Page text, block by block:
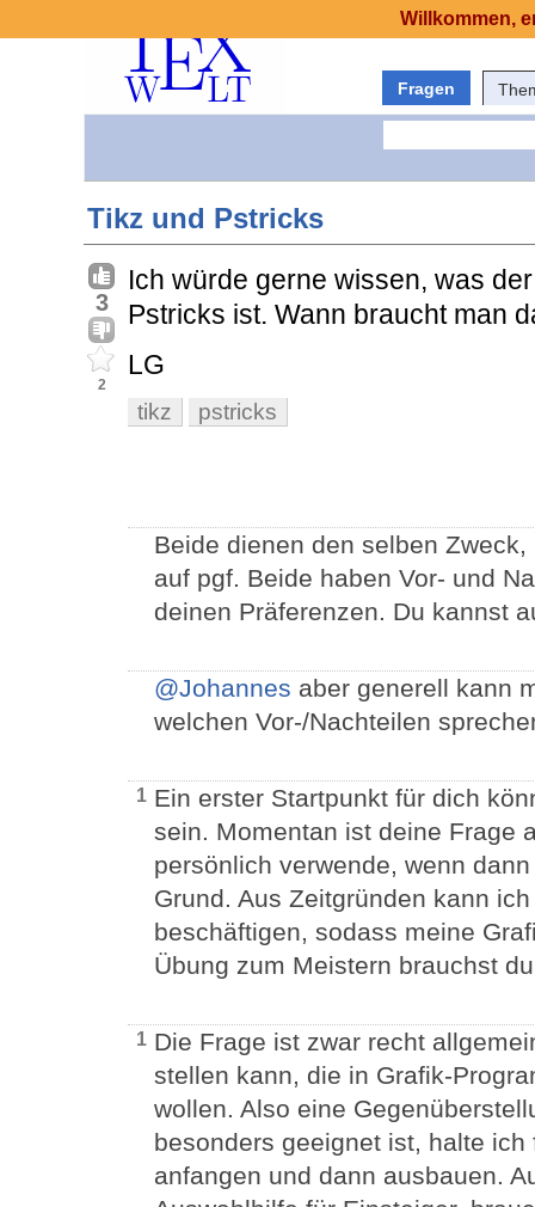
Fragen
Tikz und Pstricks
3
2
Ich würde gerne wissen, was
Pstricks ist. Wann braucht man
LG
tikz pstricks
Beide dienen den selben
auf pgf. Beide haben Vor- und
deinen Präferenzen. Du kannst
@Johannes aber generell kann
welchen Vor-/Nachteilen
1 Ein erster Startpunkt für dich
sein. Momentan ist deine Frage
persönlich verwende, wenn
Grund. Aus Zeitgründen kann
beschäftigen, sodass meine
Übung zum Meistern brauchst
1 Die Frage ist zwar recht
stellen kann, die in Grafik-
wollen. Also eine
besonders geeignet ist, halte
anfangen und dann ausbauen.
Willkommen,